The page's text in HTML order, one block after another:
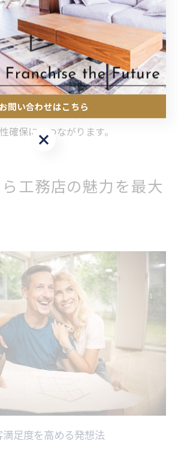
体制を整えましょう。
単に数値を並べるだけでなく、担当
分析や、前年対比のトレンド把握も
たデータをもとに、定例会議で改善
で目標を共有する運用が失敗防止に
見える化は、社員のモチベーション
確保にもつながります。
工務店の魅力を最大
足度を高める発想法
お問い合わせはこちら
お問い合わせはこちら